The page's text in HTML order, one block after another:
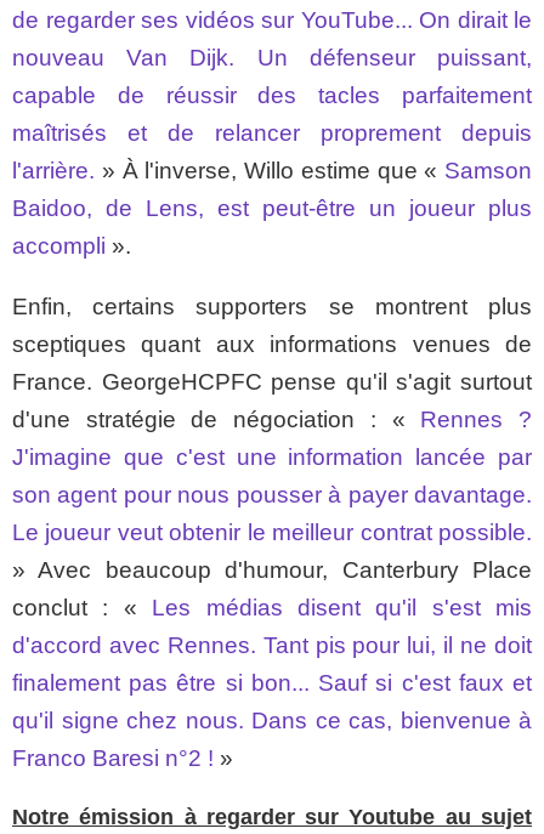
de regarder ses vidéos sur YouTube... On dirait le
nouveau Van Dijk. Un défenseur puissant,
capable de réussir des tacles parfaitement
maîtrisés et de relancer proprement depuis
l'arrière. » À l'inverse, Willo estime que « Samson
Baidoo, de Lens, est peut-être un joueur plus
accompli ».
Enfin, certains supporters se montrent plus
sceptiques quant aux informations venues de
France. GeorgeHCPFC pense qu'il s'agit surtout
d'une stratégie de négociation : « Rennes ?
J'imagine que c'est une information lancée par
son agent pour nous pousser à payer davantage.
Le joueur veut obtenir le meilleur contrat possible.
» Avec beaucoup d'humour, Canterbury Place
conclut : « Les médias disent qu'il s'est mis
d'accord avec Rennes. Tant pis pour lui, il ne doit
finalement pas être si bon... Sauf si c'est faux et
qu'il signe chez nous. Dans ce cas, bienvenue à
Franco Baresi n°2 ! »
Notre émission à regarder sur Youtube au sujet